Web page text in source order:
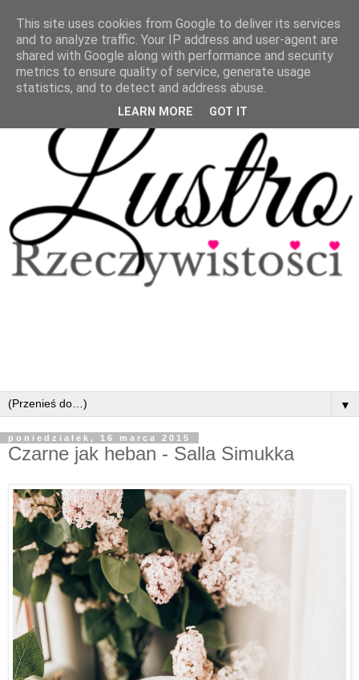
▼
poniedziałek, 16 marca 2015
Czarne jak heban - Salla Simukka
This site uses cookies from Google to deliver its services
and to analyze traffic. Your IP address and user-agent are
shared with Google along with performance and security
metrics to ensure quality of service, generate usage
statistics, and to detect and address abuse.
LEARN MORE GOT IT